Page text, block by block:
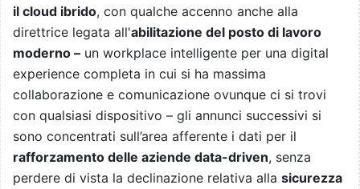
il cloud ibrido, con qualche accenno anche alla
direttrice legata all'abilitazione del posto di lavoro
moderno – un workplace intelligente per una digital
experience completa in cui si ha massima
collaborazione e comunicazione ovunque ci si trovi
con qualsiasi dispositivo – gli annunci successivi si
sono concentrati sull’area afferente i dati per il
rafforzamento delle aziende data-driven, senza
perdere di vista la declinazione relativa alla sicurezza